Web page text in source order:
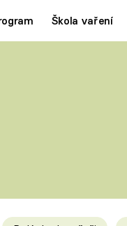
Škola vaření